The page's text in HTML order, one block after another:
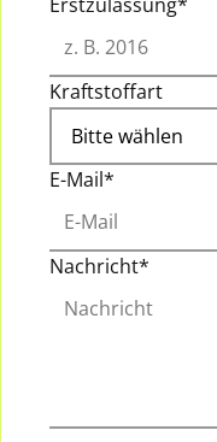
Kraftstoffart
E-Mail*
Nachricht*